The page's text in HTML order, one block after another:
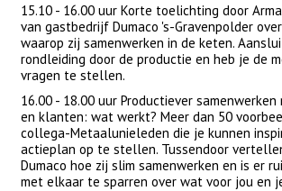
15.10 - 16.00 uur Korte toelichting door
van gastbedrijf Dumaco 's-Gravenpolder
waarop zij samenwerken in de keten.
rondleiding door de productie en heb je de
vragen te stellen.
16.00 - 18.00 uur Productiever
en klanten: wat werkt? Meer dan 50
collega-Metaalunieleden die je kunnen
actieplan op te stellen. Tussendoor
Dumaco hoe zij slim samenwerken en is er
met elkaar te sparren over wat voor jou en